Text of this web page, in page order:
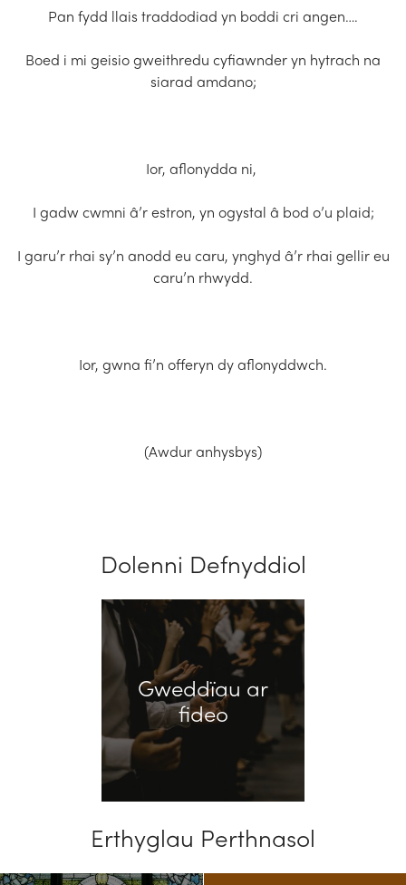
Pan fydd llais traddodiad yn boddi cri angen….
Boed i mi geisio gweithredu cyfiawnder yn hytrach na
siarad amdano;
Ior, aflonydda ni,
I gadw cwmni â’r estron, yn ogystal â bod o’u plaid;
I garu’r rhai sy’n anodd eu caru, ynghyd â’r rhai gellir eu
caru’n rhwydd.
Ior, gwna fi’n offeryn dy aflonyddwch.
(Awdur anhysbys)
Dolenni Defnyddiol
Gweddïau ar
fideo
Erthyglau Perthnasol